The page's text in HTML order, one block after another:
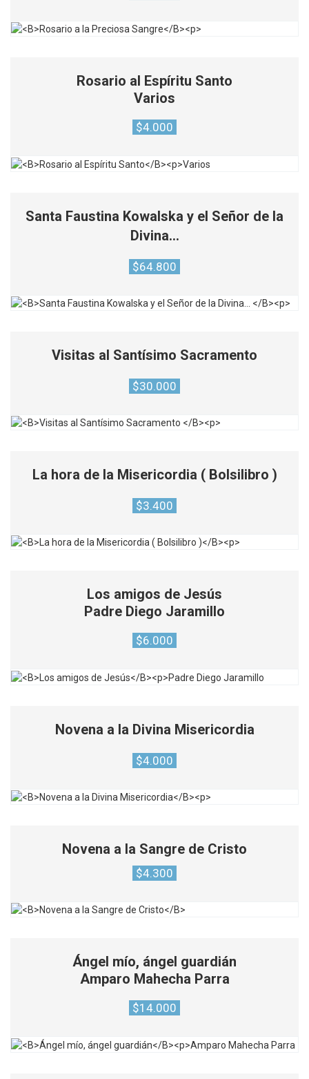
Rosario al Espíritu Santo
Varios
$4.000
Santa Faustina Kowalska y el Señor de la
Divina…
$64.800
Visitas al Santísimo Sacramento
$30.000
La hora de la Misericordia ( Bolsilibro )
$3.400
Los amigos de Jesús
Padre Diego Jaramillo
$6.000
Novena a la Divina Misericordia
$4.000
Novena a la Sangre de Cristo
$4.300
Ángel mío, ángel guardián
Amparo Mahecha Parra
$14.000